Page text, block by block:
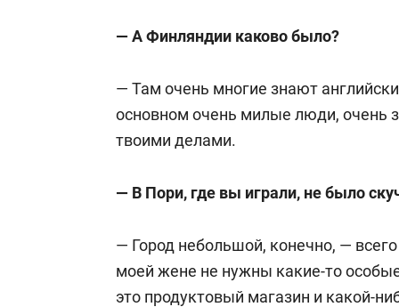
— А Финляндии каково было?
— Там очень многие знают
основном очень милые люди, очень
твоими делами.
— В Пори, где вы играли, не было
— Город небольшой, конечно, —
моей жене не нужны какие-то
это продуктовый магазин и какой-